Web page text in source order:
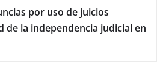
por uso de juicios
de la independencia judicial en